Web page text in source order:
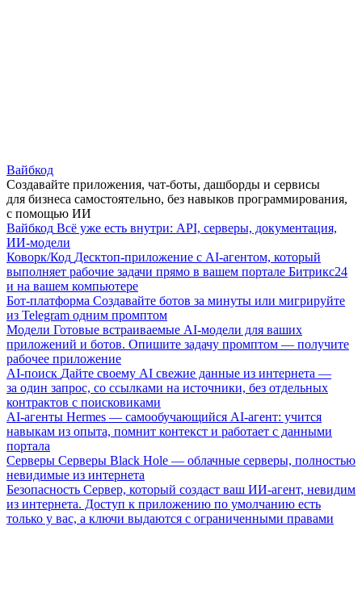
Вайбкод
Создавайте приложения, чат-боты, дашборды и сервисы
для бизнеса самостоятельно, без навыков программирования,
с помощью ИИ
Вайбкод Всё уже есть внутри: API, серверы, документация,
ИИ-модели
Коворк/Код Десктоп-приложение с AI-агентом, который
выполняет рабочие задачи прямо в вашем портале Битрикс24
и на вашем компьютере
Бот-платформа Создавайте ботов за минуты или мигрируйте
из Telegram одним промптом
Модели Готовые встраиваемые AI-модели для ваших
приложений и ботов. Опишите задачу промптом — получите
рабочее приложение
AI-поиск Дайте своему AI свежие данные из интернета —
за один запрос, со ссылками на источники, без отдельных
контрактов с поисковиками
AI-агенты Hermes — самообучающийся AI-агент: учится
навыкам из опыта, помнит контекст и работает с данными
портала
Серверы Серверы Black Hole — облачные серверы, полностью
невидимые из интернета
Безопасность Сервер, который создаст ваш ИИ-агент, невидим
из интернета. Доступ к приложению по умолчанию есть
только у вас, а ключи выдаются с ограниченными правами